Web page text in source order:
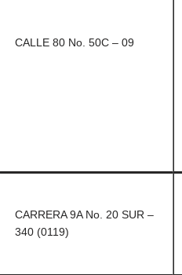
CALLE 80 No. 50C – 09
CARRERA 9A No. 20 SUR –
340 (0119)